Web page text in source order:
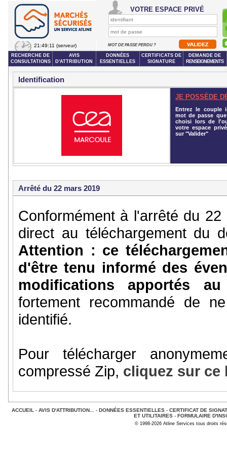
21:49:11 (serveur)
VOTRE ESPACE PRIVÉ
MOT DE PASSE PERDU ?
RECHERCHE DE
CONSULTATIONS
AVIS
D'ATTRIBUTION
DONNÉES
ESSENTIELLES
CERTIFICATS DE
SIGNATURE
DEMANDE DE
RENSEIGNEMENTS
Identification
JE POSSÈDE
Entrez le couple
mot de passe
choisi lors de
votre espace
sur "Valider"
Arrêté du 22 mars 2019
Conformément à l'arrêté du
direct au téléchargement du
Attention : ce
d'être tenu informé des
modifications apportés
fortement recommandé de
identifié.
Pour télécharger
compressé Zip, cliquez sur ce
ACCUEIL - AVIS D'ATTRIBUTION... - DONNÉES ESSENTIELLES- CERTIFICAT DE
ET UTILITAIRES - FORMULAIRE
© 1998-2026 Atline Services tous droits